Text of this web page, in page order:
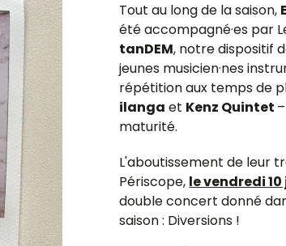
Tout au long de la saison,
été accompagné·es par
tanDEM, notre dispositif
jeunes musicien·nes
répétition aux temps de
ilanga et Kenz Quintet
maturité.
L'aboutissement de leur
Périscope, le vendredi
double concert donné
saison : Diversions !